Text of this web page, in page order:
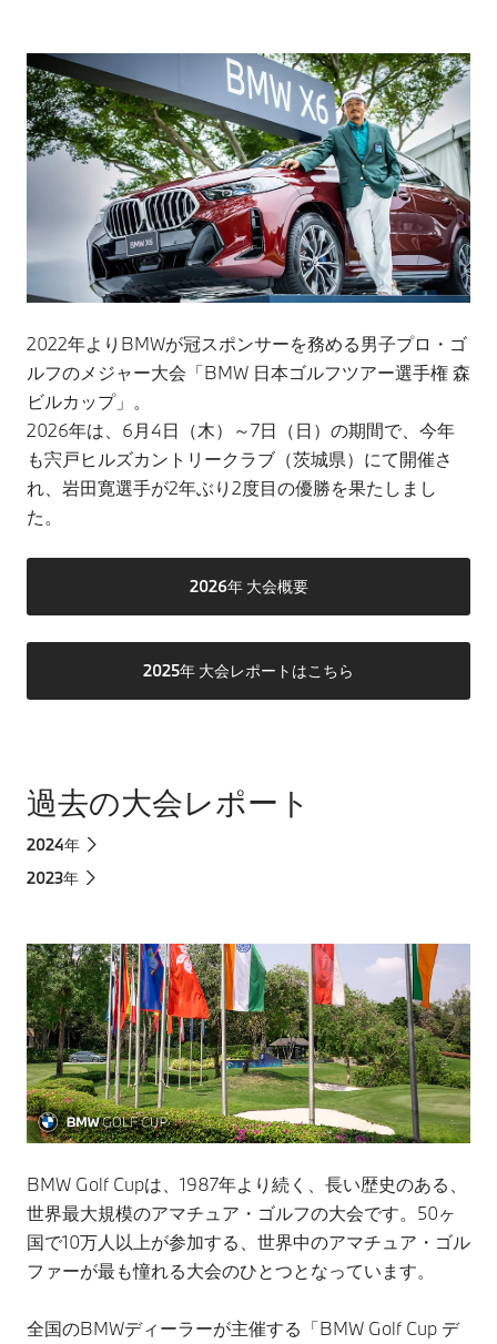
2022年よりBMWが冠スポンサーを務める男子プロ・ゴ
ルフのメジャー大会「BMW 日本ゴルフツアー選手権 森
ビルカップ」。
2026年は、6月4日（木）～7日（日）の期間で、今年
も宍戸ヒルズカントリークラブ（茨城県）にて開催さ
れ、岩田寛選手が2年ぶり2度目の優勝を果たしまし
た。
2026年 大会概要
2025年 大会レポートはこちら
過去の大会レポート
2024年
2023年
BMW Golf Cupは、1987年より続く、長い歴史のある、
世界最大規模のアマチュア・ゴルフの大会です。50ヶ
国で10万人以上が参加する、世界中のアマチュア・ゴル
ファーが最も憧れる大会のひとつとなっています。
全国のBMWディーラーが主催する「BMW Golf Cup デ